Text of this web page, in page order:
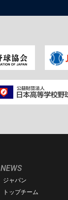
NEWS
ジャパン
トップチーム